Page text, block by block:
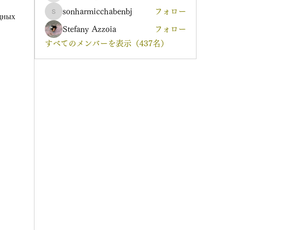
sonharmicchabenbj
sonharmicchabenbj フォロー
Stefany Azzoia
フォロー
すべてのメンバーを表示（437名）